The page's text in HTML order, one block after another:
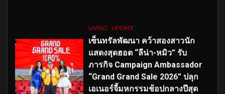
LIVING UPDATE
เซ็นทรัลพัฒนา คว้าสองสาวนัก
แสดงสุดฮอต “ลีน่า-หมิว” รับ
ภารกิจ Campaign Ambassador
“Grand Grand Sale 2026” ปลุก
เอเนอร์จี้มหกรรมช้อปกลางปีสุด